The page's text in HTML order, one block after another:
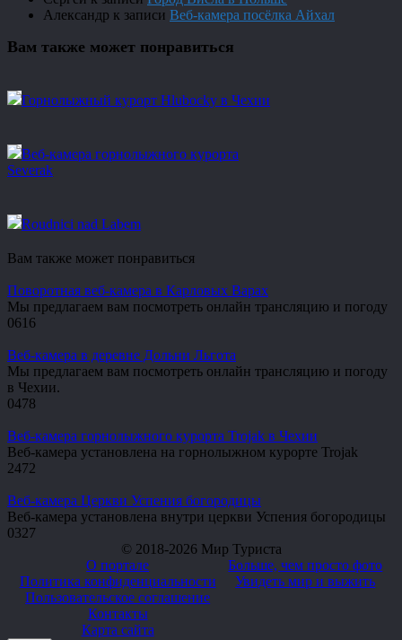
Александр к записи Веб-камера посёлка Айхал
Вам также может понравиться
Горнолыжный курорт Hlubocky в Чехии
Веб-камера горнолыжного курорта
Severak
Roudnici nad Labem
Вам также может понравиться
Поворотная веб-камера в Карловых Варах
Мы предлагаем вам посмотреть онлайн трансляцию и погоду
0616
Веб-камера в деревне Дольни Льгота
Мы предлагаем вам посмотреть онлайн трансляцию и погоду
в Чехии.
0478
Веб-камера горнолыжного курорта Trojak в Чехии
Веб-камера установлена на горнолыжном курорте Trojak
2472
Веб-камера Церкви Успения богородицы
Веб-камера установлена внутри церкви Успения богородицы
0327
© 2018-2026 Мир Туриста
О портале
Политика конфиденциальности
Пользовательское соглашение
Контакты
Карта сайта
Больше, чем просто фото
Увидеть мир и выжить